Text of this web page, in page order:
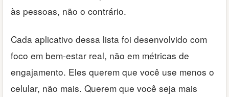
às pessoas, não o contrário.
Cada aplicativo dessa lista foi desenvolvido com
foco em bem-estar real, não em métricas de
engajamento. Eles querem que você use menos o
celular, não mais. Querem que você seja mais